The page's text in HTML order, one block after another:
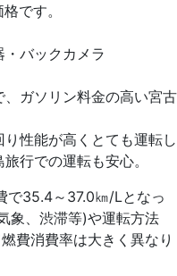
です。
・バックカメラ
ガソリン料金の高い宮古
性能が高くとても運転し
行での運転も安心。
で35.4～37.0㎞/Ⅼとなっ
象、渋滞等)や運転方法
費消費率は大きく異なり